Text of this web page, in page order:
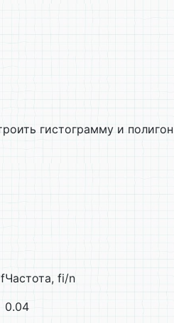
гистограмму и
Частота, fi/n
0.04